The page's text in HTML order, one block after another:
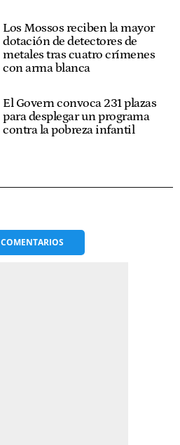
Los Mossos reciben la mayor
dotación de detectores de
metales tras cuatro crímenes
con arma blanca
El Govern convoca 231 plazas
para desplegar un programa
contra la pobreza infantil
COMENTARIOS